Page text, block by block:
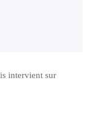
intervient sur